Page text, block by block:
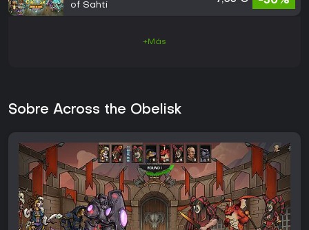
of Sahti
+Más
Sobre Across the Obelisk